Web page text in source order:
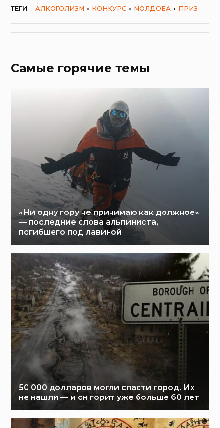
ТЕГИ:
АЛКОГОЛИЗМ КОНКУРС МОЛДОВА ПРИЗ
Самые горячие темы
«Ни одну гору не принимаю как должное»
— последние слова альпиниста,
погибшего под лавиной
50 000 долларов могли спасти город. Их
не нашли — и он горит уже больше 60 лет